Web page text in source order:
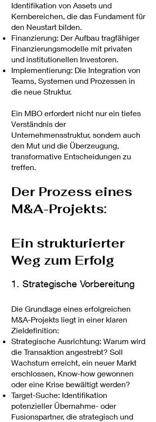
Identifikation von Assets und
Kernbereichen, die das Fundament für
den Neustart bilden.
Finanzierung: Der Aufbau tragfähiger
Finanzierungsmodelle mit privaten
und institutionellen Investoren.
Implementierung: Die Integration von
Teams, Systemen und Prozessen in
die neue Struktur.
Ein MBO erfordert nicht nur ein tiefes
Verständnis der
Unternehmensstruktur, sondern auch
den Mut und die Überzeugung,
transformative Entscheidungen zu
treffen.
Der Prozess eines
M&A-Projekts:
Ein strukturierter
Weg zum Erfolg
1. Strategische Vorbereitung
Die Grundlage eines erfolgreichen
M&A-Projekts liegt in einer klaren
Zieldefinition:
Strategische Ausrichtung: Warum wird
die Transaktion angestrebt? Soll
Wachstum erreicht, ein neuer Markt
erschlossen, Know-how gewonnen
oder eine Krise bewältigt werden?
Target-Suche: Identifikation
potenzieller Übernahme- oder
Fusionspartner, die strategisch und